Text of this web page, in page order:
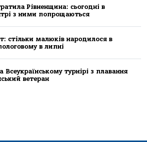
Рівненщина: сьогодні в
з ними попрощаються
стільки малюків народилося в
в липні
Всеукраїнському турнірі з плавання
ветеран